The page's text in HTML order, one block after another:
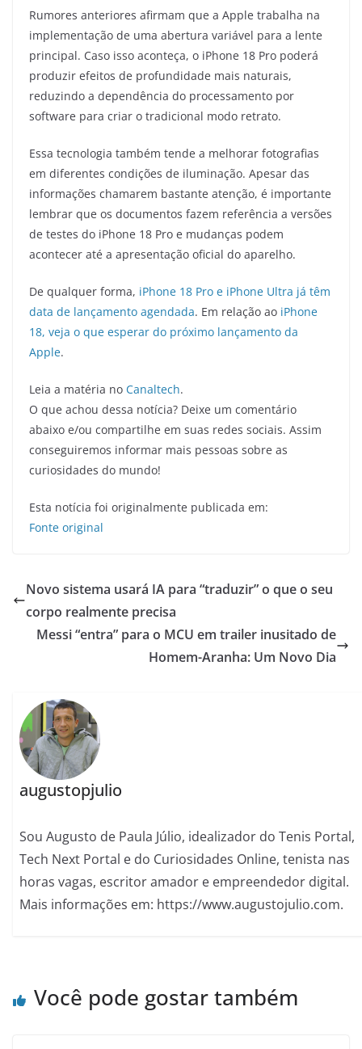
Rumores anteriores afirmam que a Apple trabalha na
implementação de uma abertura variável para a lente
principal. Caso isso aconteça, o iPhone 18 Pro poderá
produzir efeitos de profundidade mais naturais,
reduzindo a dependência do processamento por
software para criar o tradicional modo retrato.
Essa tecnologia também tende a melhorar fotografias
em diferentes condições de iluminação. Apesar das
informações chamarem bastante atenção, é importante
lembrar que os documentos fazem referência a versões
de testes do iPhone 18 Pro e mudanças podem
acontecer até a apresentação oficial do aparelho.
De qualquer forma, iPhone 18 Pro e iPhone Ultra já têm
data de lançamento agendada. Em relação ao iPhone
18, veja o que esperar do próximo lançamento da
Apple.
Leia a matéria no Canaltech.
O que achou dessa notícia? Deixe um comentário
abaixo e/ou compartilhe em suas redes sociais. Assim
conseguiremos informar mais pessoas sobre as
curiosidades do mundo!
Esta notícia foi originalmente publicada em:
Fonte original
Novo sistema usará IA para “traduzir” o que o seu
corpo realmente precisa
Messi “entra” para o MCU em trailer inusitado de
Homem-Aranha: Um Novo Dia
augustopjulio
Sou Augusto de Paula Júlio, idealizador do Tenis Portal,
Tech Next Portal e do Curiosidades Online, tenista nas
horas vagas, escritor amador e empreendedor digital.
Mais informações em: https://www.augustojulio.com.
Você pode gostar também